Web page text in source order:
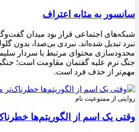
سانسور به مثابه اعتراف
شبکه‌های اجتماعی قرار بود میدان گفت‌وگو
نبرد تبدیل شده‌اند. نبردی بی‌صدا، بدون
محدودسازی محتوای مرتبط با سردار
جنگ نرم علیه گفتمان مقاومت است؛
مهم‌تر از حذف فرد است.
روایتی از ممنوعیت نام
وقتی یک اسم از الگوریتم‌ها